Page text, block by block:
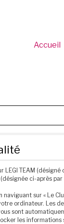
Accueil
TEAM
ci-après par
sur « Le
ordinateur. Les
sont
les